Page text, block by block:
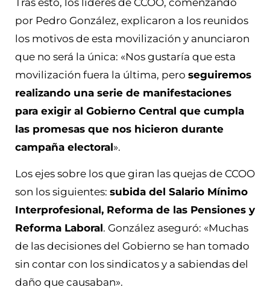
por Pedro González, explicaron a los reunidos
los motivos de esta movilización y anunciaron
que no será la única: «Nos gustaría que esta
movilización fuera la última, pero seguiremos
realizando una serie de manifestaciones
para exigir al Gobierno Central que cumpla
las promesas que nos hicieron durante
campaña electoral».
Los ejes sobre los que giran las quejas de CCOO
son los siguientes: subida del Salario Mínimo
Interprofesional, Reforma de las Pensiones y
Reforma Laboral. González aseguró: «Muchas
de las decisiones del Gobierno se han tomado
sin contar con los sindicatos y a sabiendas del
daño que causaban».